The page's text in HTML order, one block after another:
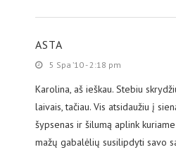
ASTA
5 Spa ’10 - 2:18 pm
Karolina, aš ieškau. Stebiu
laivais, tačiau. Vis atsidaužiu į
šypsenas ir šilumą aplink
mažų gabalėlių susilipdyti savo